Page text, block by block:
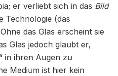
er verliebt sich in das Bild
Technologie (das
das Glas erscheint sie
Glas jedoch glaubt er,
in ihren Augen zu
Medium ist hier kein